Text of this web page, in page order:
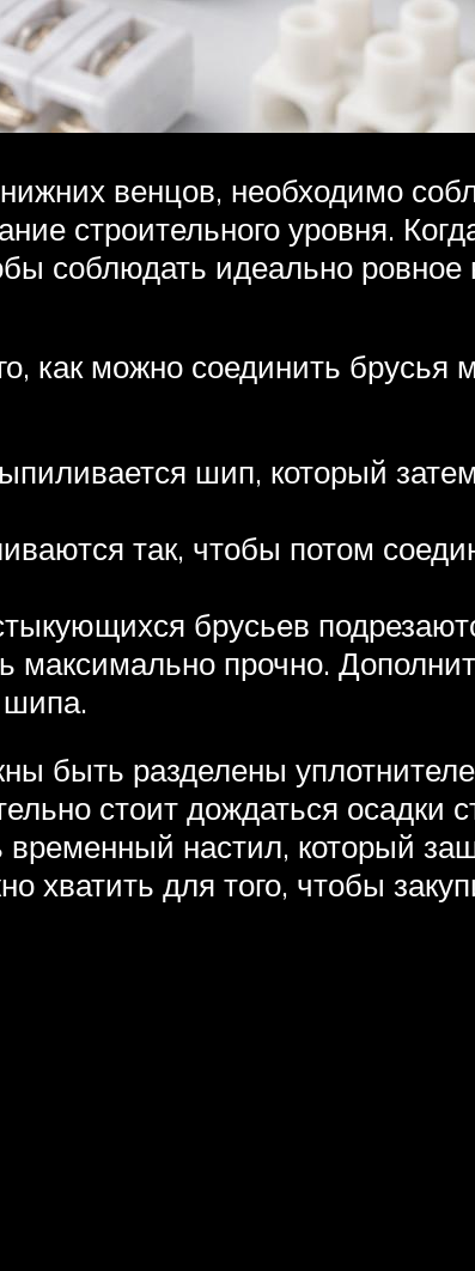
венцов, необходимо
строительного уровня.
соблюдать идеально
как можно соединить брусья
шип, который
так, чтобы потом
брусьев
максимально прочно.
шипа.
быть разделены
стоит дождаться осадки
настил, который
хватить для того, чтобы